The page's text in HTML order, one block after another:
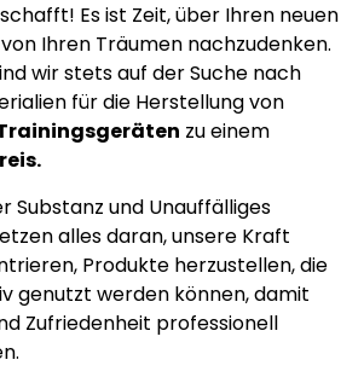
Es ist Zeit, über Ihren neuen
von Ihren Träumen nachzudenken.
wir stets auf der Suche nach
für die Herstellung von
zu einem
Substanz und Unauffälliges
alles daran, unsere Kraft
Produkte herzustellen, die
genutzt werden können, damit
Zufriedenheit professionell